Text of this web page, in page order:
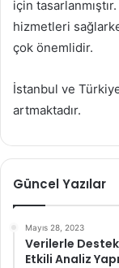
için
hizmetleri
çok önemlidir.
İstanbul ve
artmaktadır.
Güncel Yazılar
Mayıs 28, 2023
Verilerle
Etkili Analiz